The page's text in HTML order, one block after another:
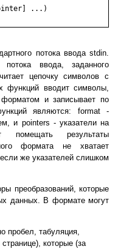
потока ввода stdin.
ввода, заданного
цепочку символов с
функций вводит символы,
форматом и записывает по
являются: format -
и pointers - указатели на
помещать результаты
формата не хватает
же указателей слишком
преобразований, которые
данных. В формате могут
пробел, табуляция,
которые (за